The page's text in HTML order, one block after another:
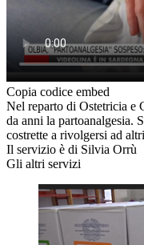
Copia codice embed
Nel reparto di Ostetricia e
da anni la partoanalgesia.
costrette a rivolgersi ad
Il servizio è di Silvia Orrù
Gli altri servizi